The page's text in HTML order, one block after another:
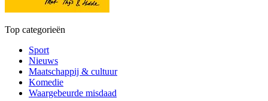
Top categorieën
Sport
Nieuws
Maatschappij & cultuur
Komedie
Waargebeurde misdaad